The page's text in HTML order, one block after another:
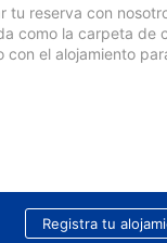
tu reserva con
como la carpeta de
con el alojamiento
Registra tu